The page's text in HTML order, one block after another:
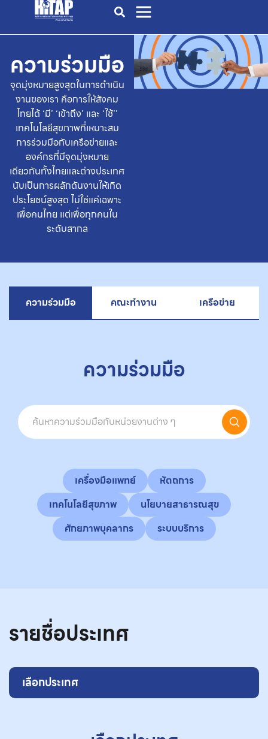
ความร่วมมือ
จุดมุ่งหมายสูงสุดในการดำเนิน
งานของเรา คือการให้สังคม
ไทยได้ ‘มี’ ‘เข้าถึง’ และ ‘ใช้’’
เทคโนโลยีสุขภาพที่เหมาะสม
การร่วมมือกับเครือข่ายและ
องค์กรที่มีจุดมุ่งหมาย
เดียวกันทั้งไทยและต่างประเทศ
นับเป็นการผลักดันงานให้เกิด
ประโยชน์สูงสุด ไม่ใช่แค่เฉพาะ
เพื่อคนไทย แต่เพื่อทุกคนใน
ระดับสากล
ความร่วมมือ คณะทำงาน เครือข่าย
ความร่วมมือ
เครื่องมือแพทย์
หัตถการ
เทคโนโลยีสุขภาพ
นโยบายสาธารณสุข
ศักยภาพบุคลากร
ระบบบริการ
รายชื่อประเทศ
เลือกประเทศ